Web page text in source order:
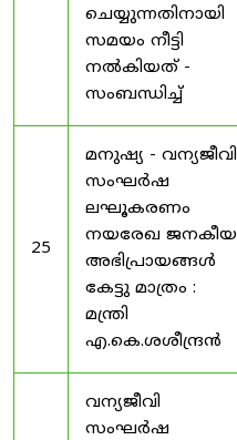
ചെയ്യുന്നതിനായി
സമയം നീട്ടി
നൽകിയത് -
സംബന്ധിച്ച്
25
മനുഷ്യ - വന്യജീവി
സംഘർഷ
ലഘൂകരണം
നയരേഖ ജനകീയ
അഭിപ്രായങ്ങൾ
കേട്ടു മാത്രം :
മന്ത്രി
എ.കെ.ശശീന്ദ്രൻ
വന്യജീവി
സംഘർഷ